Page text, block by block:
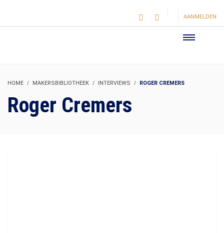
AANMELDEN
HOME MAKERSBIBLIOTHEEK INTERVIEWS ROGER CREMERS
Roger Cremers